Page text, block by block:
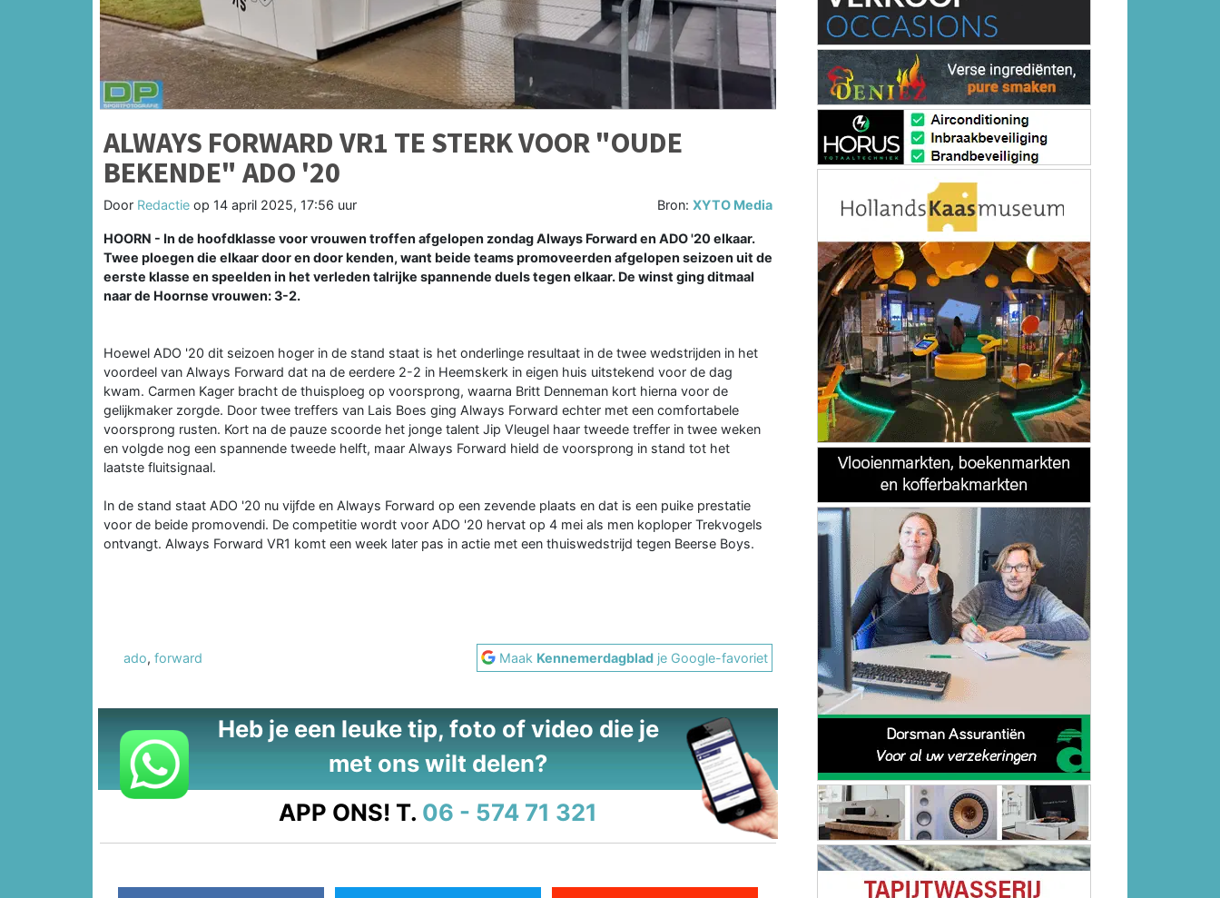
ALWAYS FORWARD VR1 TE STERK VOOR "OUDE
BEKENDE" ADO '20
Door Redactie op 14 april 2025, 17:56 uur Bron:XYTO Media
HOORN - In de hoofdklasse voor vrouwen troffen afgelopen zondag Always Forward en ADO '20 elkaar.
Twee ploegen die elkaar door en door kenden, want beide teams promoveerden afgelopen seizoen uit de
eerste klasse en speelden in het verleden talrijke spannende duels tegen elkaar. De winst ging ditmaal
naar de Hoornse vrouwen: 3-2.
Hoewel ADO '20 dit seizoen hoger in de stand staat is het onderlinge resultaat in de twee wedstrijden in het
voordeel van Always Forward dat na de eerdere 2-2 in Heemskerk in eigen huis uitstekend voor de dag
kwam. Carmen Kager bracht de thuisploeg op voorsprong, waarna Britt Denneman kort hierna voor de
gelijkmaker zorgde. Door twee treffers van Lais Boes ging Always Forward echter met een comfortabele
voorsprong rusten. Kort na de pauze scoorde het jonge talent Jip Vleugel haar tweede treffer in twee weken
en volgde nog een spannende tweede helft, maar Always Forward hield de voorsprong in stand tot het
laatste fluitsignaal.
In de stand staat ADO '20 nu vijfde en Always Forward op een zevende plaats en dat is een puike prestatie
voor de beide promovendi. De competitie wordt voor ADO '20 hervat op 4 mei als men koploper Trekvogels
ontvangt. Always Forward VR1 komt een week later pas in actie met een thuiswedstrijd tegen Beerse Boys.
ado, forward Maak Kennemerdagblad je Google-favoriet
Heb je een leuke tip, foto of video die je
met ons wilt delen?
APP ONS! T. 06 - 574 71 321